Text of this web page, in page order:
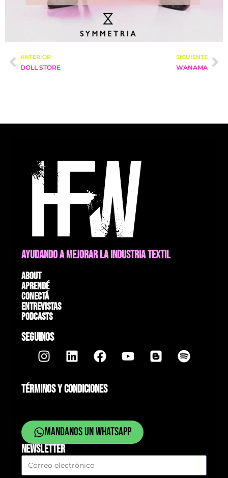
ANTERIOR
DOLL STORE
SIGUIENTE
WANAMA
AYUDANDO A MEJORAR LA INDUSTRIA TEXTIL
About
Aprendé
Conectá
Entrevistas
Podcasts
SEGUINOS
TÉRMINOS Y CONDICIONES
Mandanos un whatsapp
NEWSLETTER